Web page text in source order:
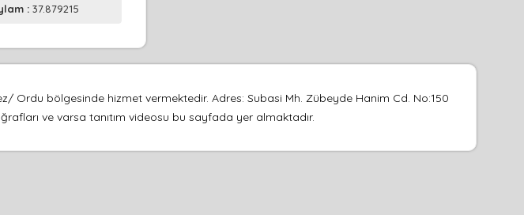
:37.879215
Ordu bölgesinde hizmet vermektedir. Adres: Subasi Mh. Zübeyde Hanim Cd. No:150
ve varsa tanıtım videosu bu sayfada yer almaktadır.